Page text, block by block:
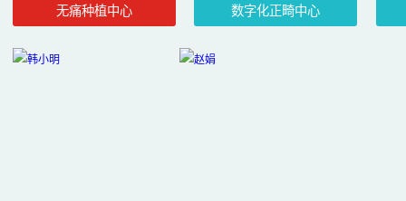
无痛种植中心 数字化正畸中心